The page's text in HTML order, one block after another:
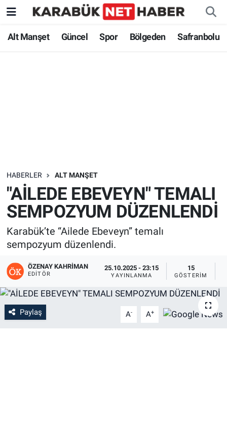
Alt Manşet Güncel Spor Bölgeden Safranbolu
HABERLER ALT MANŞET
"AİLEDE EBEVEYN" TEMALI
SEMPOZYUM DÜZENLENDİ
Karabük’te “Ailede Ebeveyn” temalı
sempozyum düzenlendi.
ÖZENAY KAHRIMAN
EDITÖR
25.10.2025 - 23:15
YAYINLANMA
15
GÖSTERIM
Paylaş A- A+